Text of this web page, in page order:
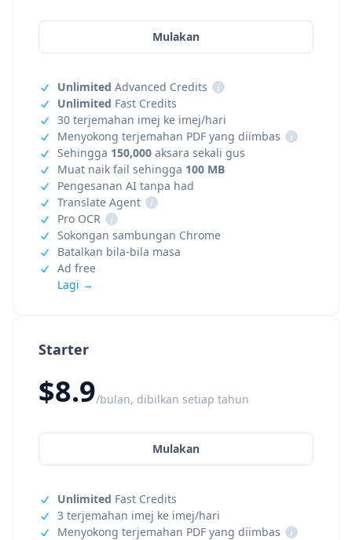
Starter
$8.9/bulan, dibilkan setiap tahun
Mulakan
Unlimited Fast Credits
3 terjemahan imej ke imej/hari
Menyokong terjemahan PDF yang diimbas
i
Mulakan
Unlimited Advanced Credits
i
Unlimited Fast Credits
30 terjemahan imej ke imej/hari
Menyokong terjemahan PDF yang diimbas
i
Sehingga 150,000 aksara sekali gus
Muat naik fail sehingga 100 MB
Pengesanan AI tanpa had
Translate Agent
i
Pro OCR
i
Sokongan sambungan Chrome
Batalkan bila-bila masa
Ad free
Lagi →